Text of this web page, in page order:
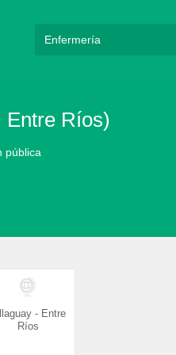
Entre Ríos)
pública
- Entre
Ríos